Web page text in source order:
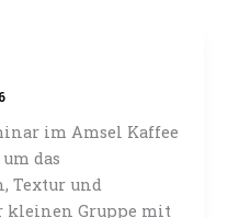
im Amsel Kaffee
das
Textur und
kleinen Gruppe mit